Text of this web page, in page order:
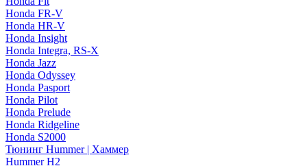
Honda FR-V
Honda HR-V
Honda Insight
Honda Integra, RS-X
Honda Jazz
Honda Odyssey
Honda Pasport
Honda Pilot
Honda Prelude
Honda Ridgeline
Honda S2000
Тюнинг Hummer | Хаммер
Hummer H2